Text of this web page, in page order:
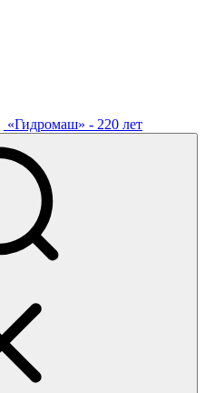
«Гидромаш» - 220 лет